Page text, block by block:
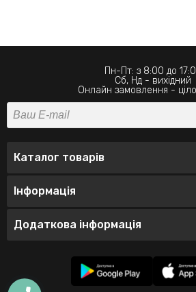
Пн-Пт: з 8:00 до
Сб, Нд - вихідний
Онлайн замовлення -
Каталог товарів
Інформація
Додаткова інформація